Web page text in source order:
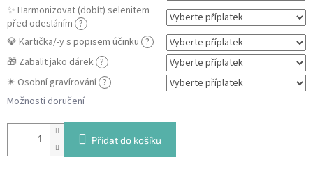
✨ Harmonizovat (dobít) selenitem
před odesláním ?
💎 Kartička/-y s popisem účinku ?
🎁 Zabalit jako dárek ?
✴ Osobní gravírování ?
Možnosti doručení
Přidat do košíku